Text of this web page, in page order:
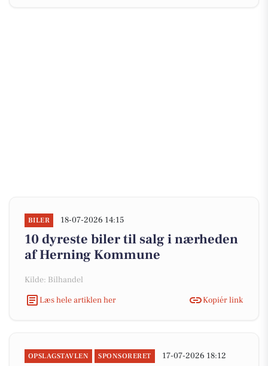
BILER 18-07-2026 14:15
10 dyreste biler til salg i nærheden
af Herning Kommune
Kilde: Bilhandel
Læs hele artiklen her
Kopiér link
OPSLAGSTAVLEN SPONSORERET 17-07-2026 18:12